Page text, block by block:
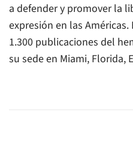
a defender y promover la
expresión en las
1.300 publicaciones del
su sede en Miami, Florida,